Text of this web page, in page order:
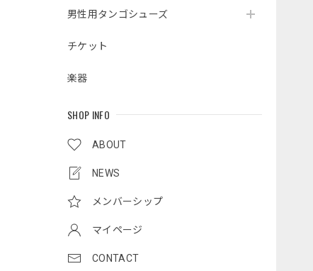
男性用タンゴシューズ
チケット
楽器
SHOP INFO
ABOUT
NEWS
メンバーシップ
マイページ
CONTACT